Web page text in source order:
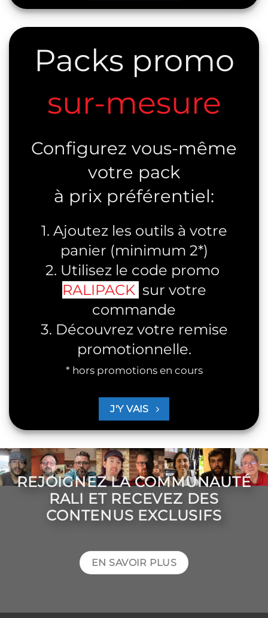
Packs promo
sur-mesure
Configurez vous-même
votre pack
à prix préférentiel:
1. Ajoutez les outils à votre
panier (minimum 2*)
2. Utilisez le code promo
RALIPACK sur votre
commande
3. Découvrez votre remise
promotionnelle.
* hors promotions en cours
J'Y VAIS
REJOIGNEZ LA COMMUNAUTÉ
RALI ET RECEVEZ DES
CONTENUS EXCLUSIFS
EN SAVOIR PLUS